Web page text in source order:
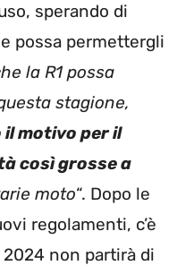
sperando di
possa permettergli
la R1 possa
stagione,
il motivo per il
così grosse a
moto“. Dopo le
regolamenti, c’è
non partirà di